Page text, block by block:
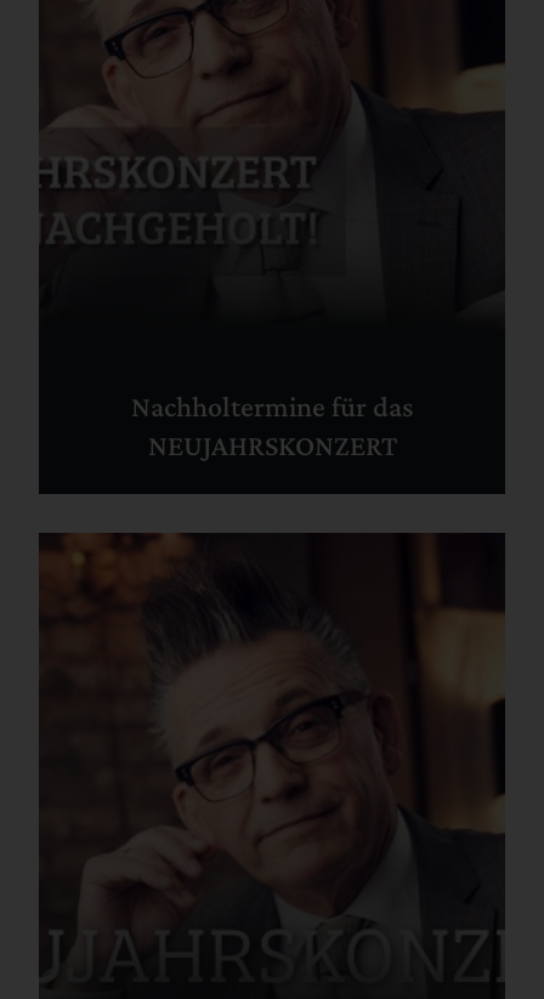
Nachholtermine für das
NEUJAHRSKONZERT